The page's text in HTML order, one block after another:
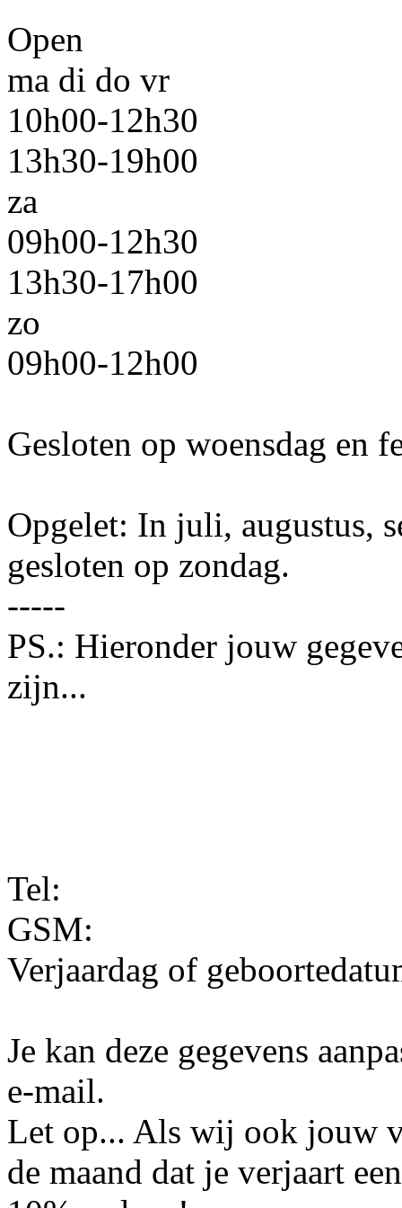
Open
ma di do vr
10h00-12h30
13h30-19h00
za
09h00-12h30
13h30-17h00
zo
09h00-12h00
Gesloten op woensdag en
Opgelet: In juli, augustus,
gesloten op zondag.
-----
PS.: Hieronder jouw
zijn...
Tel:
GSM:
Verjaardag of
Je kan deze gegevens
e-mail.
Let op... Als wij ook jouw
de maand dat je verjaart